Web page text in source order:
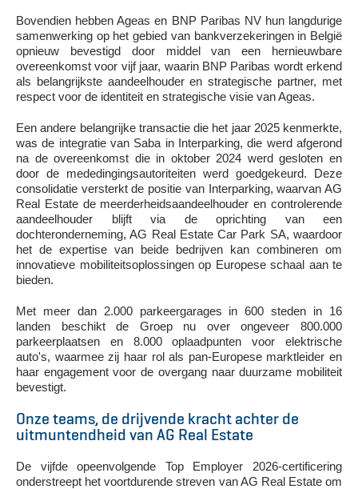
Bovendien hebben Ageas en BNP Paribas NV hun langdurige
samenwerking op het gebied van bankverzekeringen in België
opnieuw bevestigd door middel van een hernieuwbare
overeenkomst voor vijf jaar, waarin BNP Paribas wordt erkend
als belangrijkste aandeelhouder en strategische partner, met
respect voor de identiteit en strategische visie van Ageas.
Een andere belangrijke transactie die het jaar 2025 kenmerkte,
was de integratie van Saba in Interparking, die werd afgerond
na de overeenkomst die in oktober 2024 werd gesloten en
door de mededingingsautoriteiten werd goedgekeurd. Deze
consolidatie versterkt de positie van Interparking, waarvan AG
Real Estate de meerderheidsaandeelhouder en controlerende
aandeelhouder blijft via de oprichting van een
dochteronderneming, AG Real Estate Car Park SA, waardoor
het de expertise van beide bedrijven kan combineren om
innovatieve mobiliteitsoplossingen op Europese schaal aan te
bieden.
Met meer dan 2.000 parkeergarages in 600 steden in 16
landen beschikt de Groep nu over ongeveer 800.000
parkeerplaatsen en 8.000 oplaadpunten voor elektrische
auto's, waarmee zij haar rol als pan-Europese marktleider en
haar engagement voor de overgang naar duurzame mobiliteit
bevestigt.
Onze teams, de drijvende kracht achter de
uitmuntendheid van AG Real Estate
De vijfde opeenvolgende Top Employer 2026-certificering
onderstreept het voortdurende streven van AG Real Estate om